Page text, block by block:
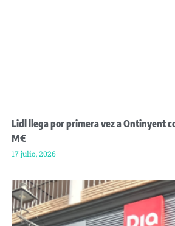
Lidl llega por primera vez a Ontinyent
M€
17 julio, 2026